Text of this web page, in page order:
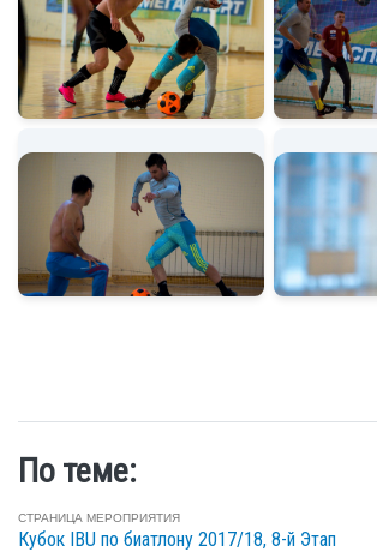
По теме:
СТРАНИЦА МЕРОПРИЯТИЯ
Кубок IBU по биатлону 2017/18, 8-й Этап